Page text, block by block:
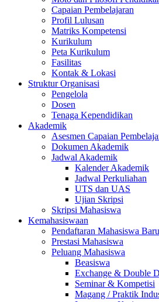
Capaian Pembelajaran
Profil Lulusan
Matriks Kompetensi
Kurikulum
Peta Kurikulum
Fasilitas
Kontak & Lokasi
Struktur Organisasi
Pengelola
Dosen
Tenaga Kependidikan
Akademik
Asesmen Capaian
Dokumen Akademik
Jadwal Akademik
Kalender Akademik
Jadwal Perkuliahan
UTS dan UAS
Ujian Skripsi
Skripsi Mahasiswa
Kemahasiswaan
Pendaftaran Mahasiswa Baru
Prestasi Mahasiswa
Peluang Mahasiswa
Beasiswa
Exchange & Double
Seminar & Kompetisi
Magang / Praktik